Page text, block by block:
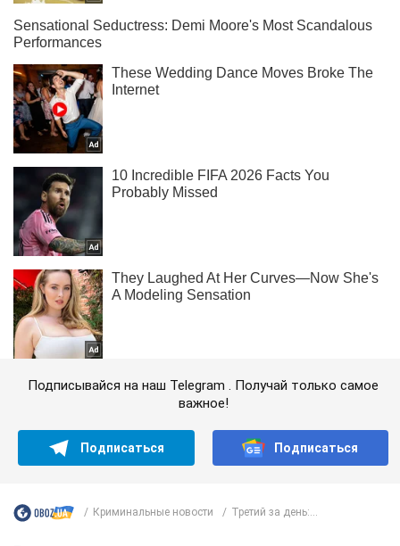
Подписывайся на наш Telegram . Получай только самое
важное!
Подписаться Подписаться
Криминальные новости Третий за день:...